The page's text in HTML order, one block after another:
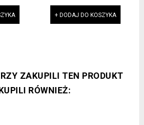
+ DODAJ DO KOSZYKA
ZAKUPILI TEN PRODUKT
RÓWNIEŻ: